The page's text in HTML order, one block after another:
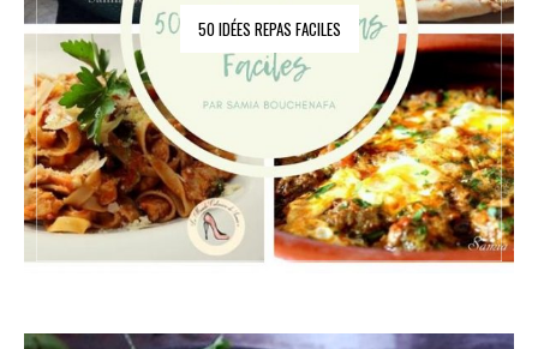
50 IDÉES REPAS FACILES